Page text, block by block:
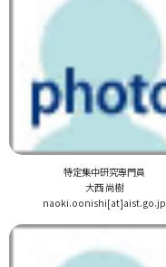
特定集中研究専門員
大西 尚樹
naoki.oonishi[at]aist.go.jp